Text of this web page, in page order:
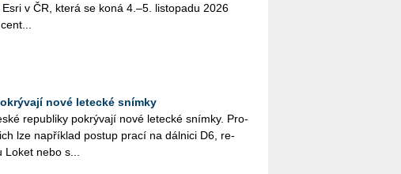
v ČR, která se koná 4.–5. lis­to­pa­du 2026
nové letecké snímky
re­pub­li­ky po­krý­va­jí nové le­tec­ké sním­ky. Pro­
lze na­pří­klad po­stup prací na dál­ni­ci D6, re­
nebo s...